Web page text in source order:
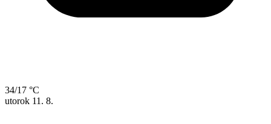
34/17 °C
utorok 11. 8.